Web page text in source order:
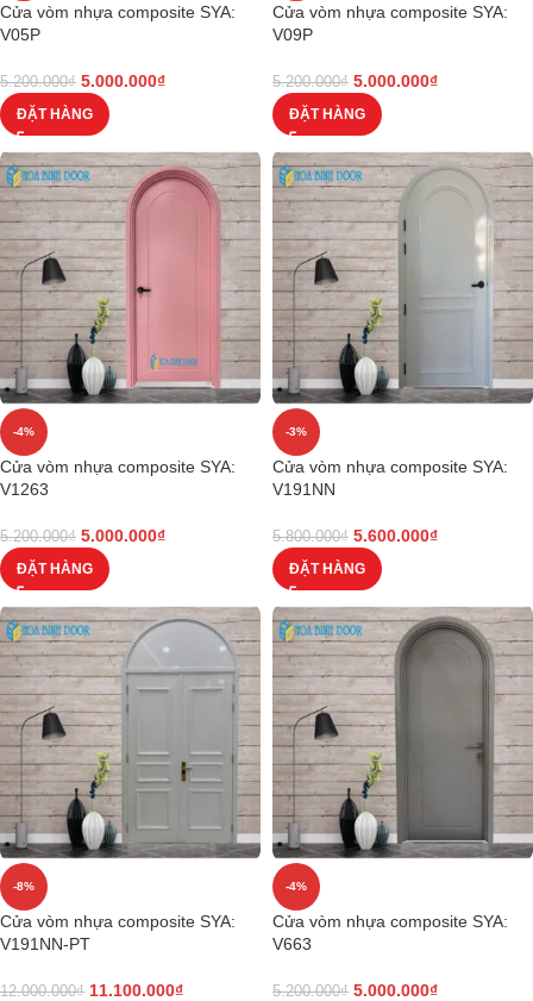
Cửa vòm nhựa composite SYA:
V05P
5.200.000₫ 5.000.000₫
ĐẶT HÀNG
Cửa vòm nhựa composite SYA:
V09P
5.200.000₫ 5.000.000₫
ĐẶT HÀNG
-4%
Cửa vòm nhựa composite SYA:
V1263
5.200.000₫ 5.000.000₫
ĐẶT HÀNG
-3%
Cửa vòm nhựa composite SYA:
V191NN
5.800.000₫ 5.600.000₫
ĐẶT HÀNG
-8%
Cửa vòm nhựa composite SYA:
V191NN-PT
12.000.000₫ 11.100.000₫
-4%
Cửa vòm nhựa composite SYA:
V663
5.200.000₫ 5.000.000₫